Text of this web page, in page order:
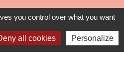
2026 inclus. Nous
votre
you control over what you want
all cookies Personalize